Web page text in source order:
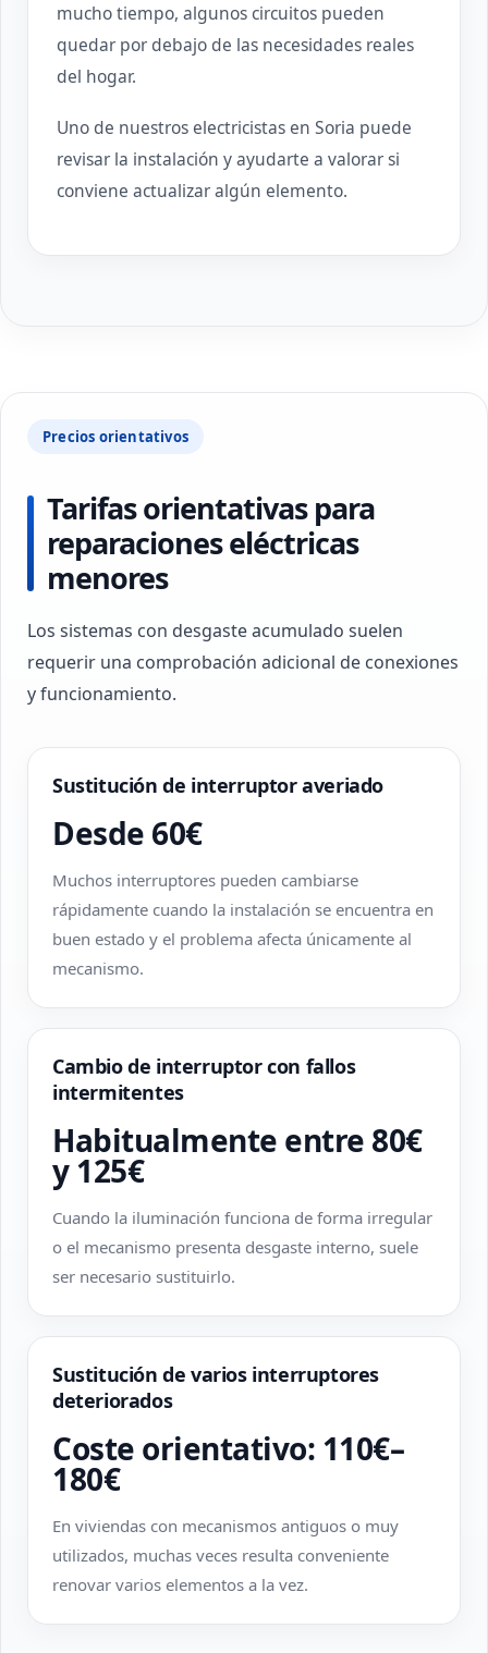
mucho tiempo, algunos circuitos pueden
quedar por debajo de las necesidades reales
del hogar.
Uno de nuestros electricistas en Soria puede
revisar la instalación y ayudarte a valorar si
conviene actualizar algún elemento.
Precios orientativos
Tarifas orientativas para
reparaciones eléctricas
menores
Los sistemas con desgaste acumulado suelen
requerir una comprobación adicional de conexiones
y funcionamiento.
Sustitución de interruptor averiado
Desde 60€
Muchos interruptores pueden cambiarse
rápidamente cuando la instalación se encuentra en
buen estado y el problema afecta únicamente al
mecanismo.
Cambio de interruptor con fallos
intermitentes
Habitualmente entre 80€
y 125€
Cuando la iluminación funciona de forma irregular
o el mecanismo presenta desgaste interno, suele
ser necesario sustituirlo.
Sustitución de varios interruptores
deteriorados
Coste orientativo: 110€–
180€
En viviendas con mecanismos antiguos o muy
utilizados, muchas veces resulta conveniente
renovar varios elementos a la vez.